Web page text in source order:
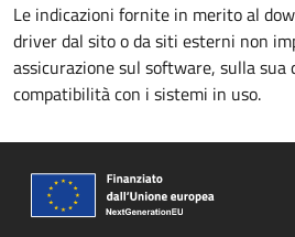
Le indicazioni fornite in merito al
driver dal sito o da siti esterni non
assicurazione sul software, sulla sua
compatibilità con i sistemi in uso.